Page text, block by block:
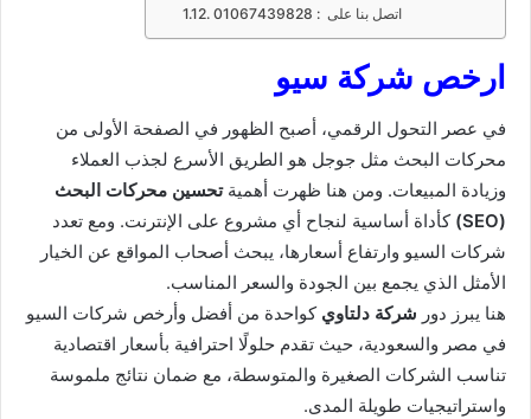
اتصل بنا على : 01067439828
ارخص شركة سيو
في عصر التحول الرقمي، أصبح الظهور في الصفحة الأولى من
محركات البحث مثل جوجل هو الطريق الأسرع لجذب العملاء
وزيادة المبيعات. ومن هنا ظهرت أهميةتحسين محركات البحث
(SEO)
كأداة أساسية لنجاح أي مشروع على الإنترنت. ومع تعدد
شركات السيو وارتفاع أسعارها، يبحث أصحاب المواقع عن الخيار
الأمثل الذي يجمع بين الجودة والسعر المناسب.
هنا يبرز دور شركة دلتاوي كواحدة من أفضل وأرخص شركات السيو
في مصر والسعودية، حيث تقدم حلولًا احترافية بأسعار اقتصادية
تناسب الشركات الصغيرة والمتوسطة، مع ضمان نتائج ملموسة
واستراتيجيات طويلة المدى.